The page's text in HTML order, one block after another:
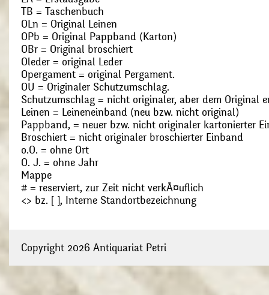
TB = Taschenbuch
OLn = Original Leinen
OPb = Original Pappband (Karton)
OBr = Original broschiert
Oleder = original Leder
Opergament = original Pergament.
OU = Originaler Schutzumschlag.
Schutzumschlag = nicht originaler, aber dem Original
Leinen = Leineneinband (neu bzw. nicht original)
Pappband, = neuer bzw. nicht originaler kartonierter
Broschiert = nicht originaler broschierter Einband
o.O. = ohne Ort
O. J. = ohne Jahr
Mappe
# = reserviert, zur Zeit nicht verkÃ¤uflich
<> bz. [ ], Interne Standortbezeichnung
Copyright 2026 Antiquariat Petri